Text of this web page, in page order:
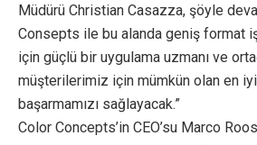
Müdürü Christian Casazza, şöyle
Consepts ile bu alanda geniş format
için güçlü bir uygulama uzmanı ve
müşterilerimiz için mümkün olan en
başarmamızı sağlayacak.”
Color Concepts’in CEO’su Marco